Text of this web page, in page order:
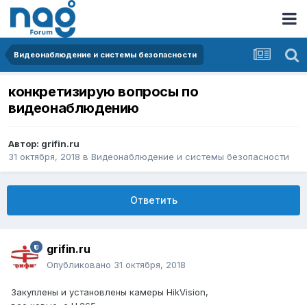
Видеонаблюдение и системы безопасности
конкретизирую вопросы по
видеонаблюдению
Автор: grifin.ru
31 октября, 2018 в Видеонаблюдение и системы безопасности
Ответить
grifin.ru
Опубликовано 31 октября, 2018
Закуплены и установлены камеры HikVision,